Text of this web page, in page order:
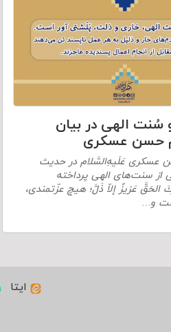
سُنت الهی در بیان
حسن عسکری
عسکری عَلَیهِ‌السَّلام در حدیث
سنت‌های الهی پرداخته
الحَقَّ عَزیزٌ إلاّ ذَلَّ؛ هیچ عزّتمندى،
و…
ایتا